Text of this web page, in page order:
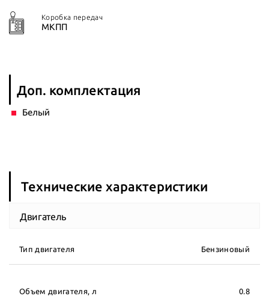
Коробка передач
МКПП
Доп. комплектация
Белый
Технические характеристики
Двигатель
Тип двигателя Бензиновый
Объем двигателя, л 0.8